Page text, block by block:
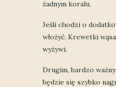
żadnym koralu.
Jeśli chodzi o
włożyć. Krewetki
wyżywi.
Drugim, bardzo
będzie się szybko